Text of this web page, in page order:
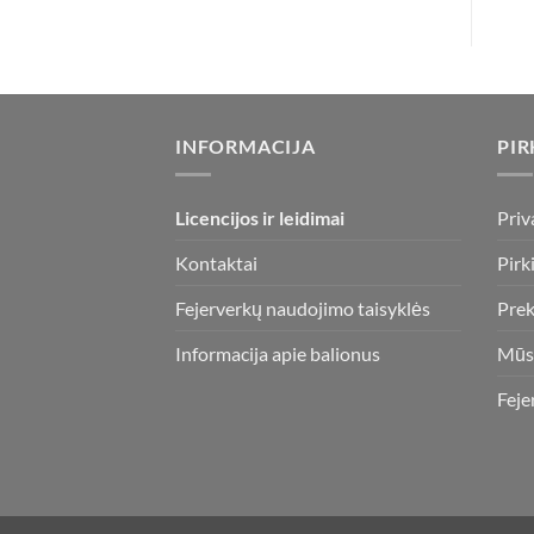
INFORMACIJA
Licencijos ir leidimai
Kontaktai
Fejerverkų naudojimo taisyklės
Informacija apie balionus